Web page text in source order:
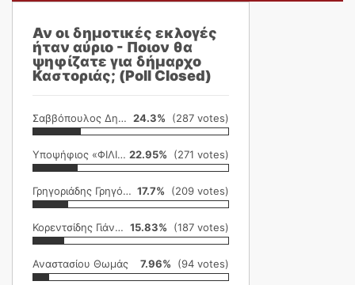
Αν οι δημοτικές εκλογές
ήταν αύριο - Ποιον θα
ψηφίζατε για δήμαρχο
Καστοριάς; (Poll Closed)
Σαββόπουλος Δημήτρης 24.3% (287 votes)
Υποψήφιος «ΦΙΛΙΚΗ ΕΤΑΙΡΕΙΑ» 22.95% (271 votes)
Γρηγοριάδης Γρηγόρης 17.7% (209 votes)
Κορεντσίδης Γιάννης 15.83% (187 votes)
Αναστασίου Θωμάς 7.96% (94 votes)